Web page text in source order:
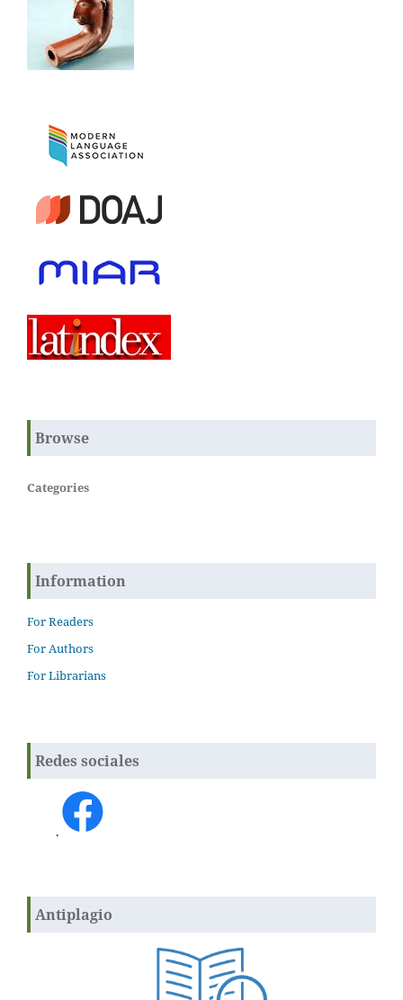
Browse
Categories
Information
For Readers
For Authors
For Librarians
Redes sociales
.
Antiplagio